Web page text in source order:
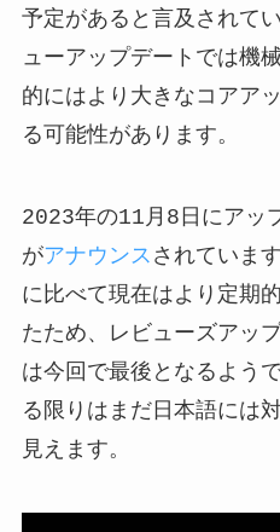
予定があると言及されて
ューアップデートでは機
的にはより大きなコアア
る可能性があります。
2023年の11月8日にアッ
がアナウンス されていま
に比べて現在はより定期
たため、レビューズアッ
は今回で最後となるよう
る限りはまだ日本語には
見えます。